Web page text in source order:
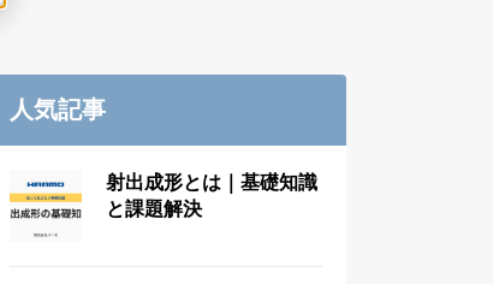
人気記事
射出成形とは｜基礎知識
と課題解決